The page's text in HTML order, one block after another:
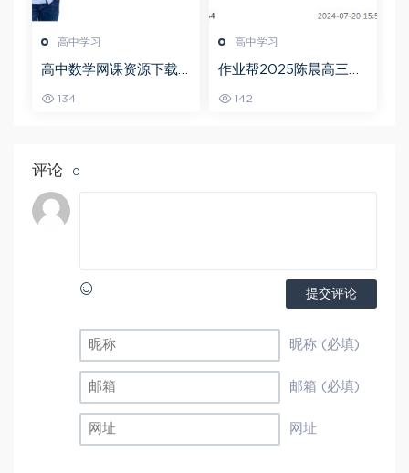
高中学习
高中数学网课资源下载
数学秋季班
134
高中学习
作业帮2025陈晨高三语
班
142
评论 0
提交评论
昵称 (必填)
邮箱 (必填)
网址